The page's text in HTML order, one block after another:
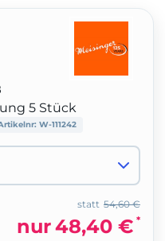
5 Stück
W-111242
54,60 €
statt
nur48,40 € *